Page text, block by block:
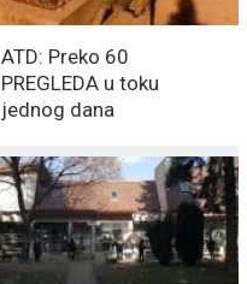
ATD: Preko 60
PREGLEDA u toku
jednog dana